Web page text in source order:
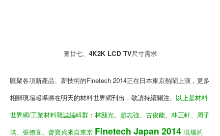
圖廿七、4K2K LCD TV尺寸需求
匯聚各項新產品、新技術的Finetech 2014正在日本東京熱鬧上演，更多
相關現場報導將在明天的材料世界網刊出，敬請持續關注。 以上是材料
世界網/工業材料雜誌編輯群：林顯光、趙志強、古俊能、林正軒、周子
琪、張德宜、曾寶貞來自東京 Finetech Japan 2014 現場的